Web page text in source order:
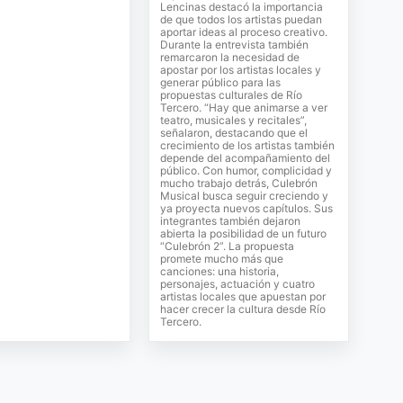
Lencinas destacó la importancia
de que todos los artistas puedan
aportar ideas al proceso creativo.
Durante la entrevista también
remarcaron la necesidad de
apostar por los artistas locales y
generar público para las
propuestas culturales de Río
Tercero. “Hay que animarse a ver
teatro, musicales y recitales”,
señalaron, destacando que el
crecimiento de los artistas también
depende del acompañamiento del
público. Con humor, complicidad y
mucho trabajo detrás, Culebrón
Musical busca seguir creciendo y
ya proyecta nuevos capítulos. Sus
integrantes también dejaron
abierta la posibilidad de un futuro
“Culebrón 2”. La propuesta
promete mucho más que
canciones: una historia,
personajes, actuación y cuatro
artistas locales que apuestan por
hacer crecer la cultura desde Río
Tercero.